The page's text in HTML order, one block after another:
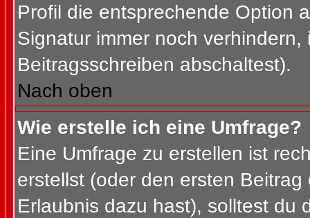
Profil die entsprechende Option
Signatur immer noch
Beitragsschreiben abschaltest).
Nach oben
Wie erstelle ich eine Umfrage?
Eine Umfrage zu erstellen ist
erstellst (oder den ersten
Erlaubnis dazu hast), solltest du